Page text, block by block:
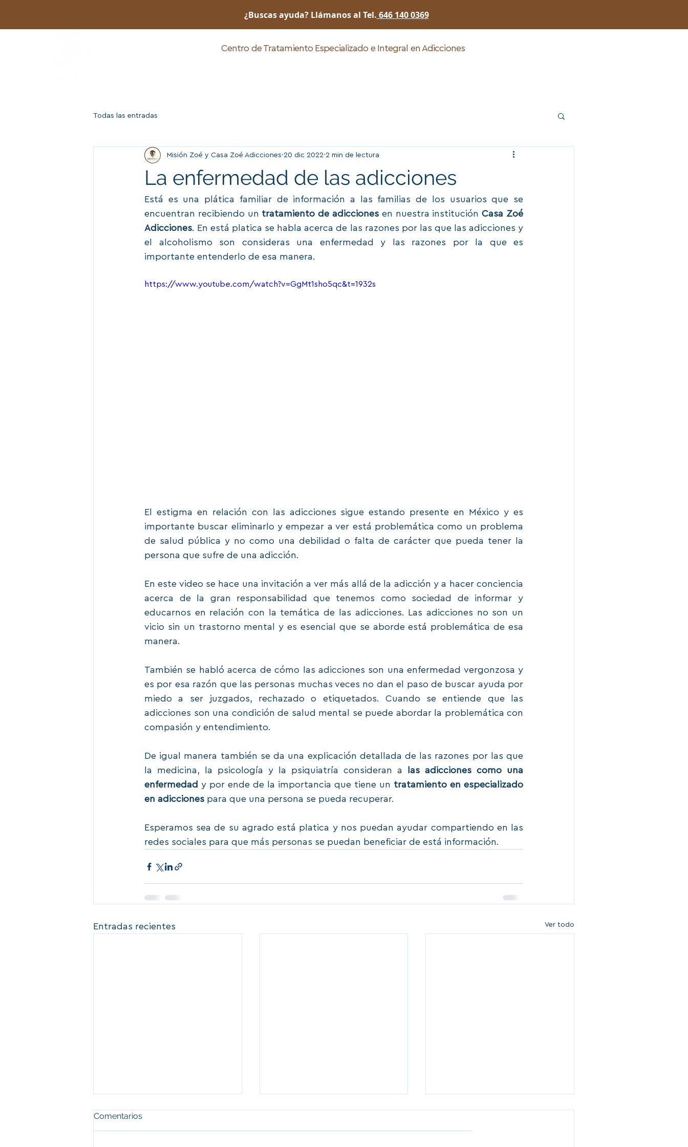
¿Buscas ayuda? Llámanos al Tel. 646 140 0369
Centro de Tratamiento Especializado e Integral en Adicciones
Todas las entradas
La enfermedad de las adicciones
Misión Zoé y Casa Zoé Adicciones 20 dic 2022 2 min de lectura
Está es una plática familiar de información a las familias de los usuarios que se
encuentran recibiendo un tratamiento de adicciones en nuestra institución Casa Zoé
Adicciones. En está platica se habla acerca de las razones por las que las adicciones y
el alcoholismo son consideras una enfermedad y las razones por la que es
importante entenderlo de esa manera.
https://www.youtube.com/watch?v=GgMt1sho5qc&t=1932s
El estigma en relación con las adicciones sigue estando presente en México y es
importante buscar eliminarlo y empezar a ver está problemática como un problema
de salud pública y no como una debilidad o falta de carácter que pueda tener la
persona que sufre de una adicción.
En este video se hace una invitación a ver más allá de la adicción y a hacer conciencia
acerca de la gran responsabilidad que tenemos como sociedad de informar y
educarnos en relación con la temática de las adicciones. Las adicciones no son un
vicio sin un trastorno mental y es esencial que se aborde está problemática de esa
manera.
También se habló acerca de cómo las adicciones son una enfermedad vergonzosa y
es por esa razón que las personas muchas veces no dan el paso de buscar ayuda por
miedo a ser juzgados, rechazado o etiquetados. Cuando se entiende que las
adicciones son una condición de salud mental se puede abordar la problemática con
compasión y entendimiento.
De igual manera también se da una explicación detallada de las razones por las que
la medicina, la psicología y la psiquiatría consideran a
las adicciones como una
enfermedad y por ende de la importancia que tiene un tratamiento en especializado
en adicciones para que una persona se pueda recuperar.
Esperamos sea de su agrado está platica y nos puedan ayudar compartiendo en las
redes sociales para que más personas se puedan beneficiar de está información.
Entradas recientes Ver todo
Comentarios